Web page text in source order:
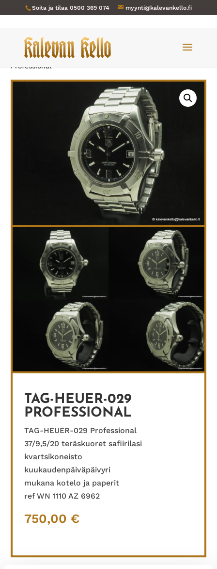
Soita ja tilaa 0500 369 074 myynti@kalevankello.fi
Verkkokauppa/Miesten kellot
Professional
TAG-HEUER-029
PROFESSIONAL
TAG-HEUER-029 Professional
37/9,5/20 teräskuoret safiirilasi
kvartsikoneisto
kuukaudenpäiväpäivyri
mukana kotelo ja paperit
ref WN 1110 AZ 6962
750,00 €